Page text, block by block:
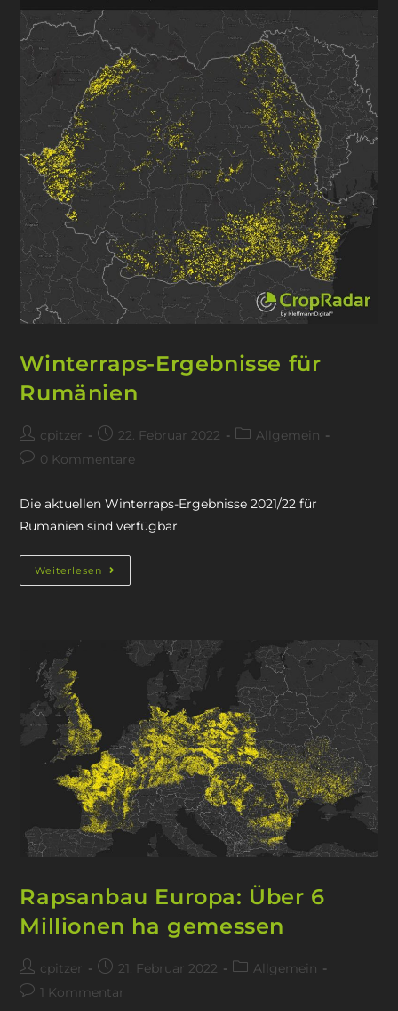
Winterraps-Ergebnisse für
Rumänien
cpitzer 22. Februar 2022
Allgemein
0 Kommentare
Die aktuellen Winterraps-Ergebnisse 2021/22 für
Rumänien sind verfügbar.
Weiterlesen
Rapsanbau Europa: Über 6
Millionen ha gemessen
cpitzer 21. Februar 2022
Allgemein
1 Kommentar